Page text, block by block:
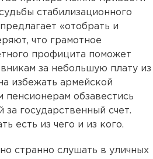
стабилизационного
«отобрать и
что грамотное
профицита поможет
за небольшую плату из
избежать армейской
обзавестись
за государственный счет.
есть из чего и из кого.
странно слушать в уличных